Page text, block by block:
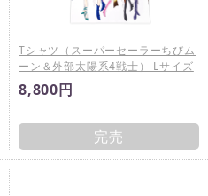
Tシャツ（スーパーセーラーちびム
ーン＆外部太陽系4戦士） Lサイズ
8,800円
完売